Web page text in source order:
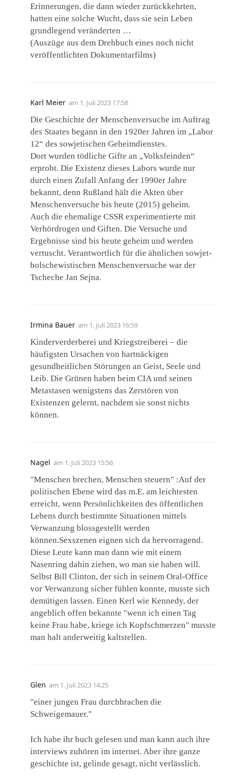
Erinnerungen, die dann wieder zurückkehrten,
hatten eine solche Wucht, dass sie sein Leben
grundlegend veränderten …
(Auszüge aus dem Drehbuch eines noch nicht
veröffentlichten Dokumentarfilms)
Karl Meier am 1. Juli 2023 17:58
Die Geschichte der Menschenversuche im Auftrag
des Staates begann in den 1920er Jahren im „Labor
12“ des sowjetischen Geheimdienstes.
Dort wurden tödliche Gifte an „Volksfeinden“
erprobt. Die Existenz dieses Labors wurde nur
durch einen Zufall Anfang der 1990er Jahre
bekannt, denn Rußland hält die Akten über
Menschenversuche bis heute (2015) geheim.
Auch die ehemalige CSSR experimentierte mit
Verhördrogen und Giften. Die Versuche und
Ergebnisse sind bis heute geheim und werden
vertuscht. Verantwortlich für die ähnlichen sowjet-
bolschewistischen Menschenversuche war der
Tscheche Jan Sejna.
Irmina Bauer am 1. Juli 2023 16:59
Kinderverderberei und Kriegstreiberei – die
häufigsten Ursachen von hartnäckigen
gesundheitlichen Störungen an Geist, Seele und
Leib. Die Grünen haben beim CIA und seinen
Metastasen wenigstens das Zerstören von
Existenzen gelernt, nachdem sie sonst nichts
können.
Nagel am 1. Juli 2023 15:56
"Menschen brechen, Menschen steuern" :Auf der
politischen Ebene wird das m.E. am leichtesten
erreicht, wenn Persönlichkeiten des öffentlichen
Lebens durch bestimmte Situationen mittels
Verwanzung blossgestellt werden
können.Sexszenen eignen sich da hervorragend.
Diese Leute kann man dann wie mit einem
Nasenring dahin ziehen, wo man sie haben will.
Selbst Bill Clinton, der sich in seinem Oral-Office
vor Verwanzung sicher fühlen konnte, musste sich
demütigen lassen. Einen Kerl wie Kennedy, der
angeblich offen bekannte "wenn ich einen Tag
keine Frau habe, kriege ich Kopfschmerzen" musste
man halt anderweitig kaltstellen.
Glen am 1. Juli 2023 14:25
"einer jungen Frau durchbrachen die
Schweigemauer."
Ich habe ihr buch gelesen und man kann auch ihre
interviews zuhören im internet. Aber ihre ganze
geschichte ist, gelinde gesagt, nicht verlässlich.